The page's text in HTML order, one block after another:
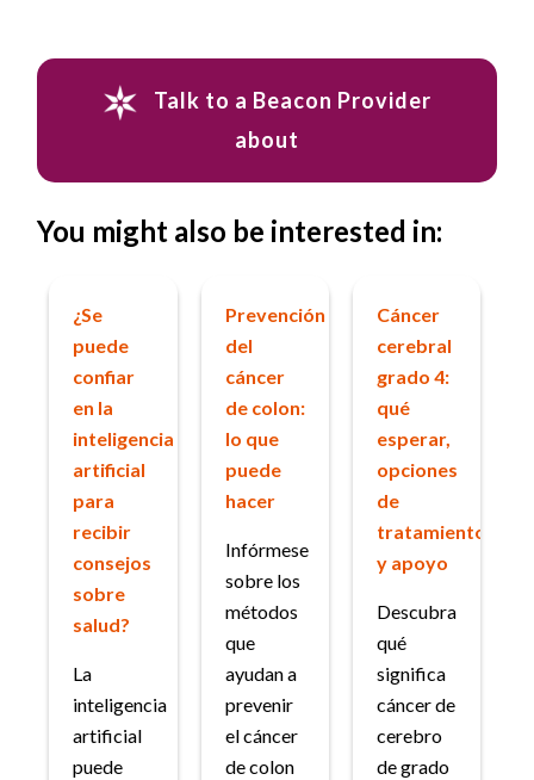
Talk to a Beacon Provider
about
You might also be interested in:
¿Se
puede
confiar
en la
inteligencia
artificial
para
recibir
consejos
sobre
salud?
La
inteligencia
artificial
puede
Prevención
del
cáncer
de colon:
lo que
puede
hacer
Infórmese
sobre los
métodos
que
ayudan a
prevenir
el cáncer
de colon
Cáncer
cerebral
grado 4:
qué
esperar,
opciones
de
tratamiento
y apoyo
Descubra
qué
significa
cáncer de
cerebro
de grado